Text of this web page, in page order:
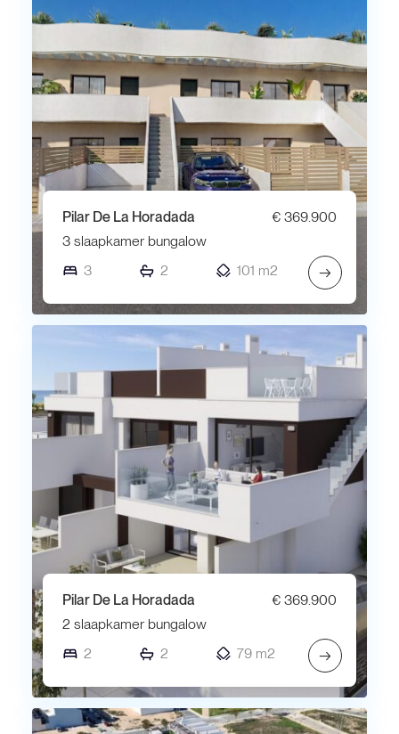
Pilar De La Horadada
€ 369.900
3 slaapkamer bungalow
3
2 101 m2 →
Pilar De La Horadada
€ 369.900
2 slaapkamer bungalow
2
2 79 m2 →